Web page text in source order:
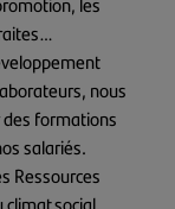
nous
formations
salariés.
Ressources